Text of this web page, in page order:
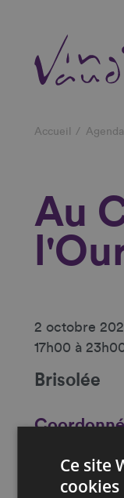
principal
Fil
Accueil Agenda
Au
2 octobre
17h00 à
Brisolée
1562Ce site
cookies